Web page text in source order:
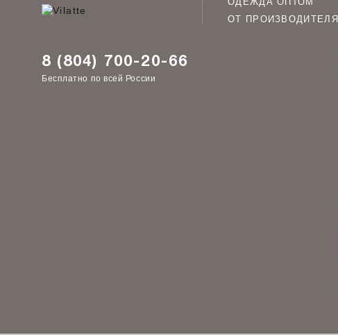
ОТ ПРОИЗВОДИТЕЛЯ
8 (804) 700-20-66
Бесплатно по всей России